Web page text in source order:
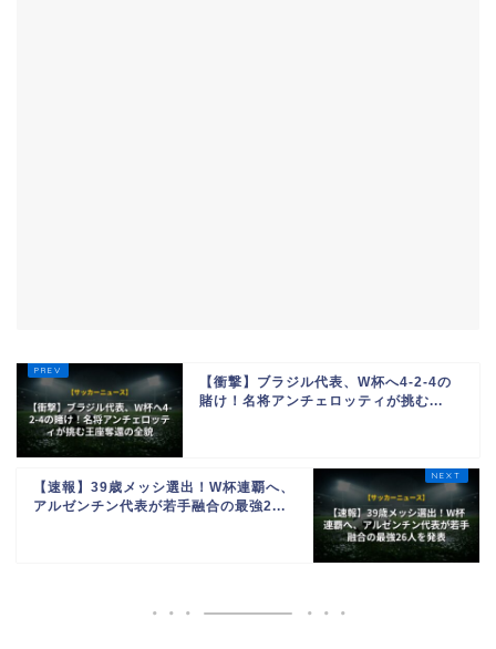
【衝撃】ブラジル代表、W杯へ4-2-4の
賭け！名将アンチェロッティが挑む...
【速報】39歳メッシ選出！W杯連覇へ、
アルゼンチン代表が若手融合の最強2...